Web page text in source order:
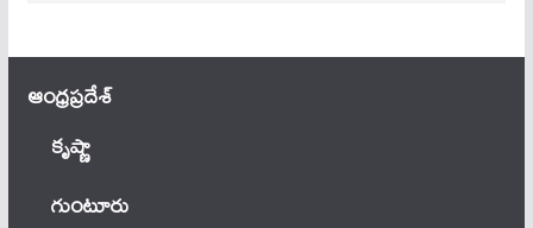
ఆంధ్ర‌ప్ర‌దేశ్
కృష్ణా
గుంటూరు